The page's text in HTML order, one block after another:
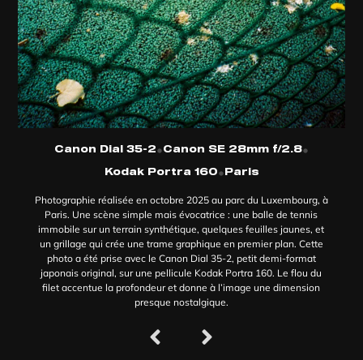
Canon Dial 35-2•Canon SE 28mm f/2.8•
Kodak Portra 160•Paris
Photographie réalisée en octobre 2025 au parc du Luxembourg, à
Paris. Une scène simple mais évocatrice : une balle de tennis
immobile sur un terrain synthétique, quelques feuilles jaunes, et
un grillage qui crée une trame graphique en premier plan. Cette
photo a été prise avec le Canon Dial 35-2, petit demi-format
japonais original, sur une pellicule Kodak Portra 160. Le flou du
filet accentue la profondeur et donne à l’image une dimension
presque nostalgique.